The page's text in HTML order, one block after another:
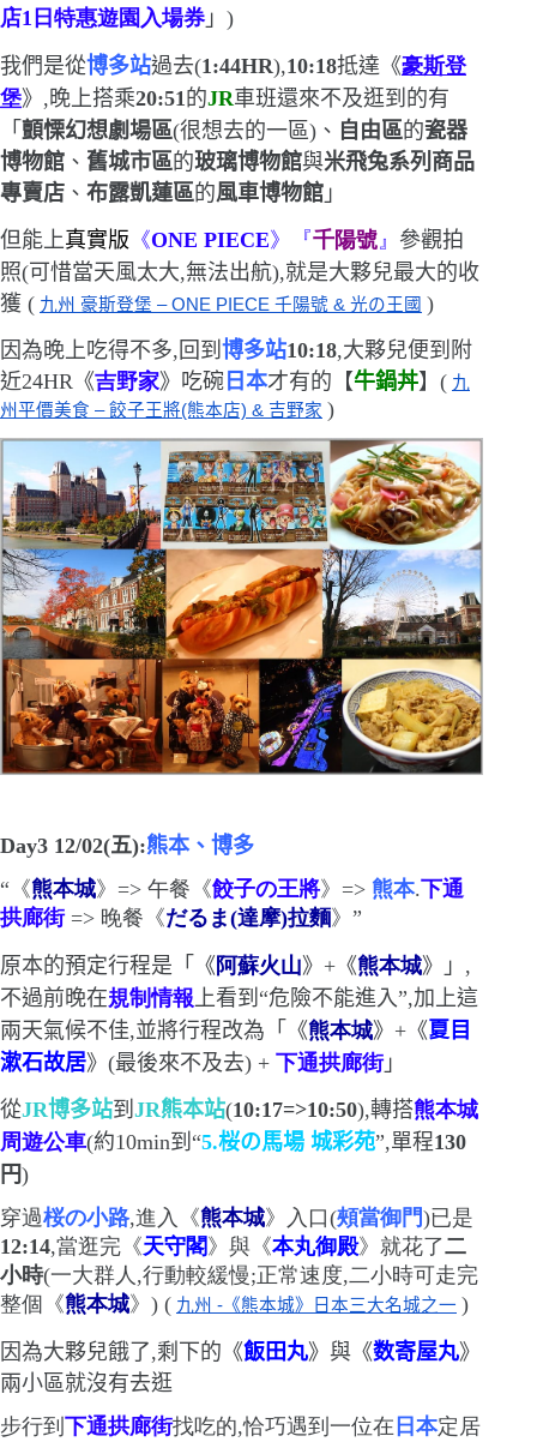
店1 日特惠遊園入場券」 )
我們是從博多站過去(1:44HR),10:18抵達《豪斯登
堡》,晚上搭乘20:51的JR車班還來不及逛到的有
「 顫慄幻想劇場區(很想去的一區) 、 自由區的瓷器
博物館 、 舊城市區的玻璃博物館與米飛兔系列商品
專賣店 、 布露凱蓮區的風車博物館 」
但能上真實版 《ONE PIECE》『千陽號 』 參觀拍
照(可惜當天風太大,無法出航),就是大夥兒最大的收
獲 ( 九州 豪斯登堡 – ONE PIECE 千陽號 & 光の王國 )
因為晚上吃得不多, 回到 博多站10:18,大夥兒便到附
近24HR 《吉野家》吃碗 日本才有的【牛鍋丼】( 九
州平價美食 – 餃子王將(熊本店) & 吉野家 )
Day3 12/02(五):熊本、博多
“ 《熊本城》 => 午餐《餃子の王將》 => 熊本.下通
拱廊街 => 晚餐《だるま(達摩)拉麵》 ”
原本的預定行程是「
《 阿蘇火山》 + 《熊本城》」 ,
不過前晚在規制情報 上看到 “危險不能進入”,加上這
兩天氣候不佳,並將行程改為「
《熊本城》 + 《夏目
漱石故居》 (最後來不及去) + 下通拱廊街」
從JR博多站到 JR熊本站(10:17=>10:50),轉搭熊本城
周遊公車(約10min到 “5.桜の馬場 城彩苑”,單程130
円)
穿過桜の小路,進入《熊本城》入口(頰當御門)已是
12:14,當逛完《天守閣 》與《本丸御殿》就花了二
小時(一大群人,行動較緩慢;正常速度,二小時可走完
整個《熊本城》 ) ( 九州 -《熊本城》日本三大名城之一 )
因為大夥兒餓了,剩下的《飯田丸》與《数寄屋丸》
兩小區就沒有去逛
步行到 下通拱廊街找吃的,恰巧遇到一位在 日本定居